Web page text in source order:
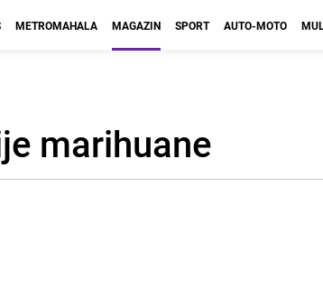
METROMAHALA MAGAZIN SPORT AUTO-MOTO
marihuane